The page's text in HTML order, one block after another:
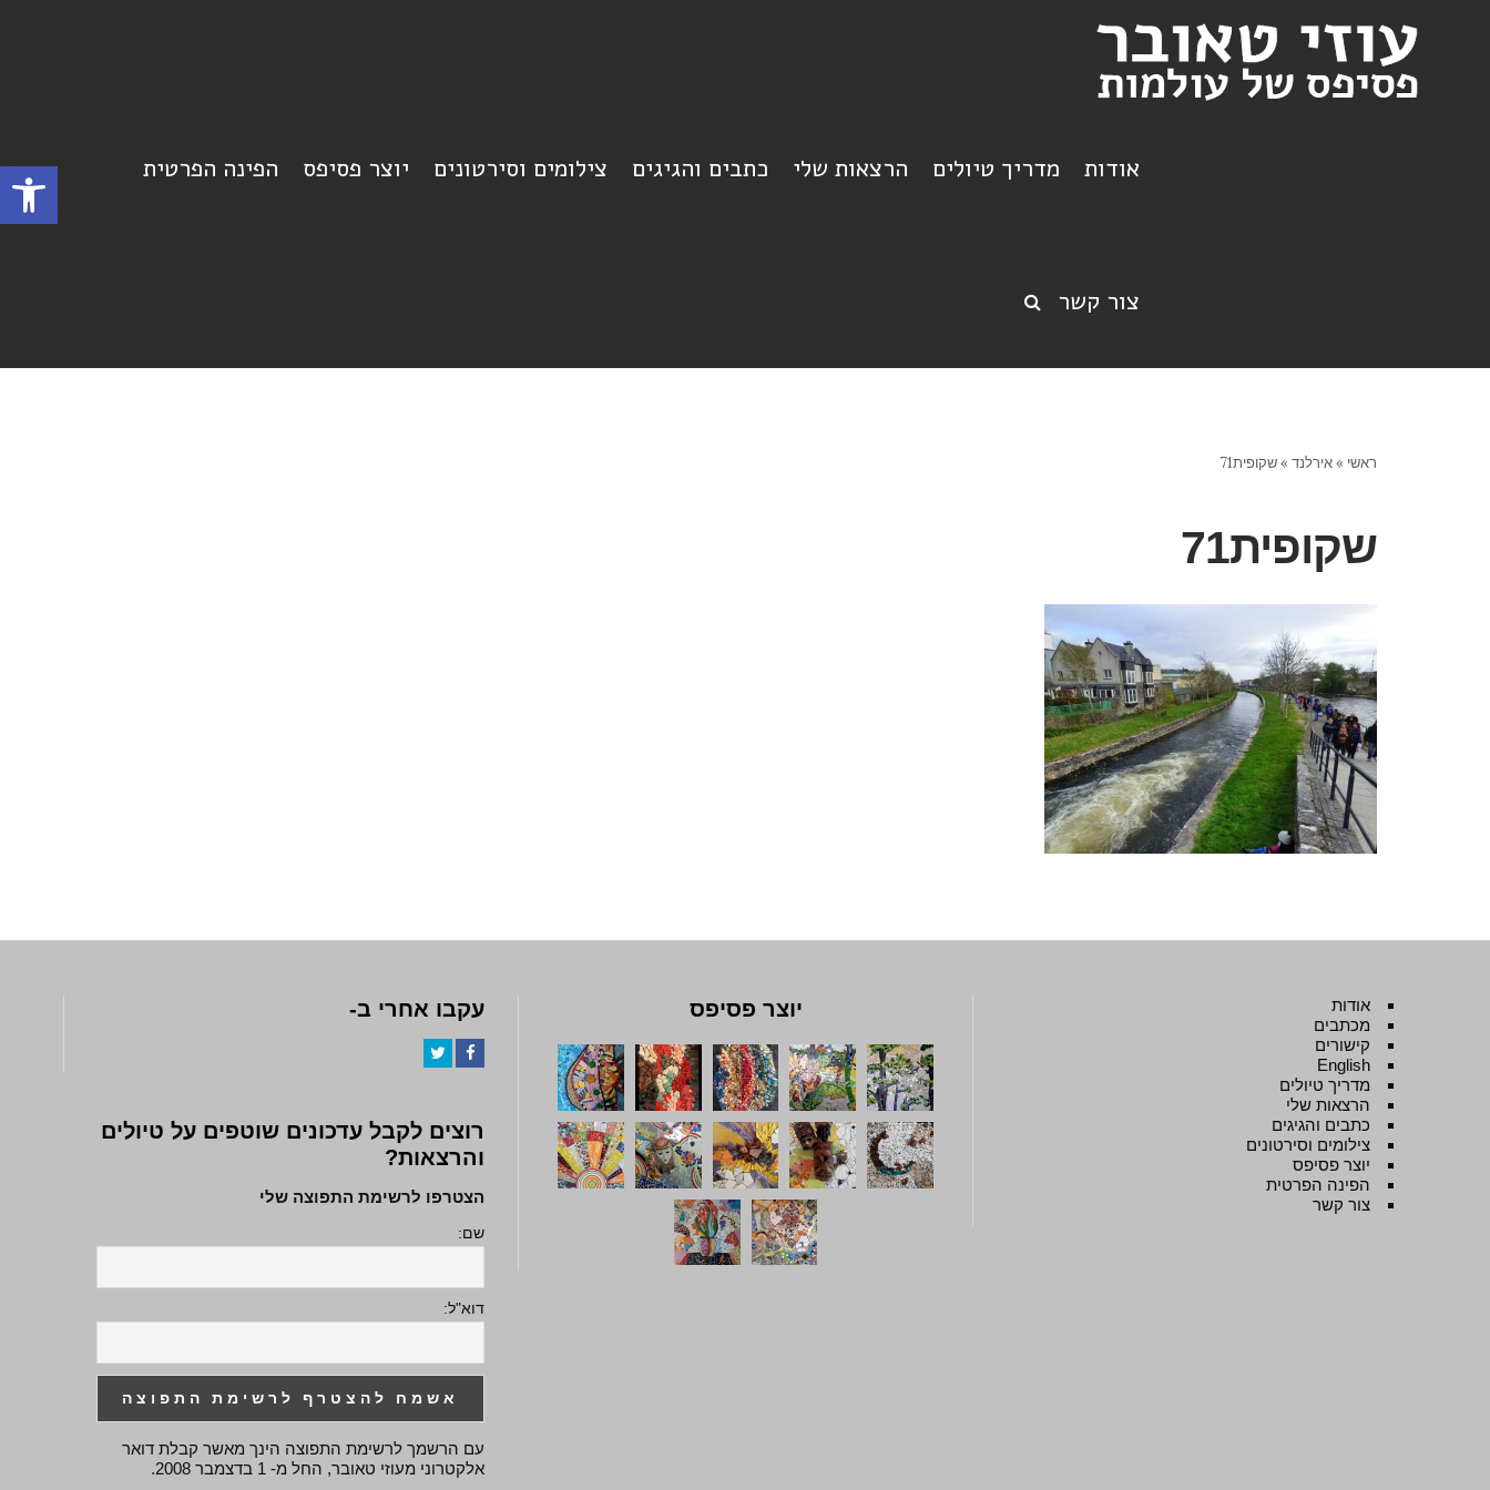
פתח אודות מדריך טיולים הרצאות שלי כתבים והגיגים צילומים וסירטונים יוצר פסיפס הפינה הפרטית
צור קשר
ראשי »אירלנד »שקופית71
שקופית71
אודות
מכתבים
קישורים
English
מדריך טיולים
הרצאות שלי
כתבים והגיגים
צילומים וסירטונים
יוצר פסיפס
הפינה הפרטית
צור קשר
יוצר פסיפס עקבו אחרי ב-
רוצים לקבל עדכונים שוטפים על טיולים
והרצאות?
הצטרפו לרשימת התפוצה שלי
שם:
דוא"ל:
עם הרשמך לרשימת התפוצה הינך מאשר קבלת דואר
אלקטרוני מעוזי טאובר, החל מ- 1 בדצמבר 2008.